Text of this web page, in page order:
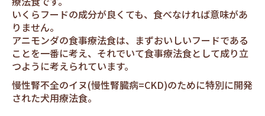
いくらフードの成分が良くても、食べなければ意味があ
りません。
アニモンダの食事療法食は、まずおいしいフードである
ことを一番に考え、それでいて食事療法食として成り立
つように考えられています。
慢性腎不全のイヌ(慢性腎臓病=CKD)のために特別に開発
された犬用療法食。